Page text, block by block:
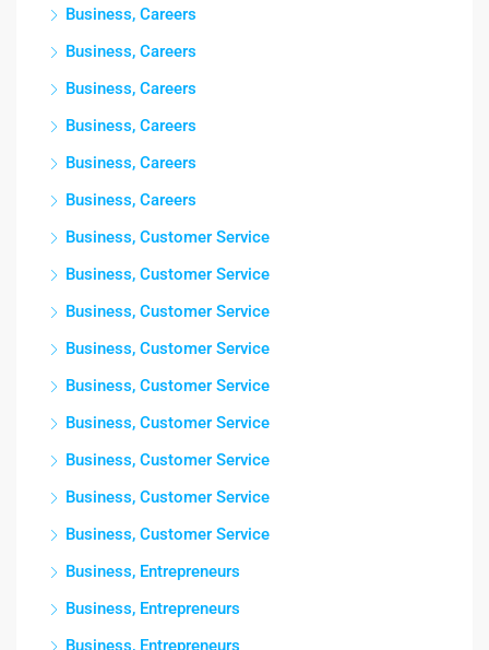
Business, Careers
Business, Careers
Business, Careers
Business, Careers
Business, Careers
Business, Careers
Business, Customer Service
Business, Customer Service
Business, Customer Service
Business, Customer Service
Business, Customer Service
Business, Customer Service
Business, Customer Service
Business, Customer Service
Business, Customer Service
Business, Entrepreneurs
Business, Entrepreneurs
Business, Entrepreneurs